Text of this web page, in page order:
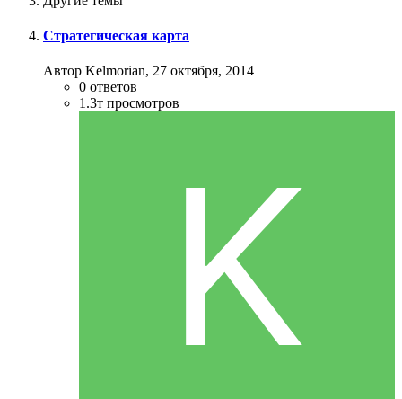
Стратегическая карта
Автор Kelmorian, 27 октября, 2014
0 ответов
1.3т просмотров